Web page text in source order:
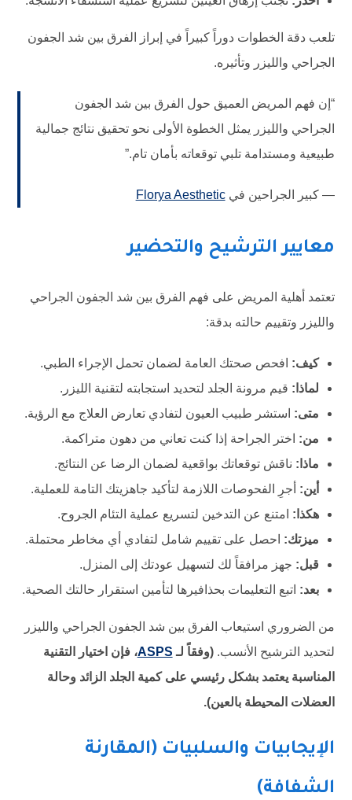
تلعب دقة الخطوات دوراً كبيراً في إبراز الفرق بين شد الجفون
الجراحي والليزر وتأثيره.
“إن فهم المريض العميق حول الفرق بين شد الجفون
الجراحي والليزر يمثل الخطوة الأولى نحو تحقيق نتائج جمالية
طبيعية ومستدامة تلبي توقعاته بأمان تام.”
— كبير الجراحين فيFlorya Aesthetic
معايير الترشيح والتحضير
تعتمد أهلية المريض على فهم الفرق بين شد الجفون الجراحي
والليزر وتقييم حالته بدقة:
كيف: افحص صحتك العامة لضمان تحمل الإجراء الطبي.
لماذا: قيم مرونة الجلد لتحديد استجابته لتقنية الليزر.
متى: استشر طبيب العيون لتفادي تعارض العلاج مع الرؤية.
من: اختر الجراحة إذا كنت تعاني من دهون متراكمة.
ماذا: ناقش توقعاتك بواقعية لضمان الرضا عن النتائج.
أين: أجرِ الفحوصات اللازمة لتأكيد جاهزيتك التامة للعملية.
هكذا: امتنع عن التدخين لتسريع عملية التئام الجروح.
ميزتك: احصل على تقييم شامل لتفادي أي مخاطر محتملة.
قبل: جهز مرافقاً لك لتسهيل عودتك إلى المنزل.
بعد: اتبع التعليمات بحذافيرها لتأمين استقرار حالتك الصحية.
من الضروري استيعاب الفرق بين شد الجفون الجراحي والليزر
لتحديد الترشيح الأنسب.(وفقاً لـ ASPS، فإن اختيار التقنية
المناسبة يعتمد بشكل رئيسي على كمية الجلد الزائد وحالة
العضلات المحيطة بالعين).
الإيجابيات والسلبيات (المقارنة
الشفافة)